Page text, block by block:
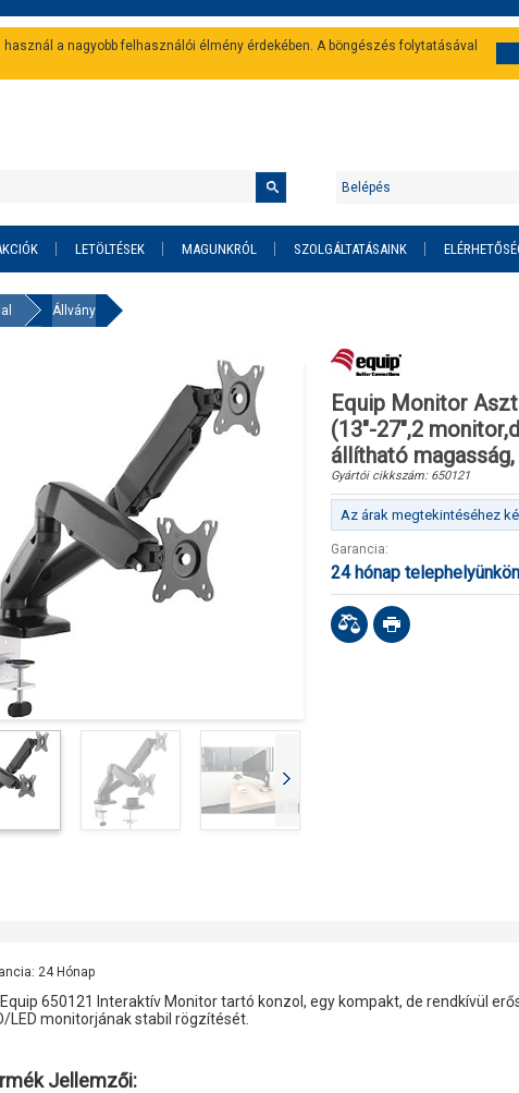
a nagyobb felhasználói élmény érdekében. A böngészés folytatásával
Belépés
LETÖLTÉSEK MAGUNKRÓL SZOLGÁLTATÁSAINK
Állvány
Equip Monitor
(13"-27",2
állítható
Gyártói cikkszám: 650121
Az árak megtekintéséhez
Garancia:
24 hónap telephelyünkön
24 Hónap
650121 Interaktív Monitor tartó konzol, egy kompakt, de rendkívül
LED monitorjának stabil rögzítését.
Jellemzői: